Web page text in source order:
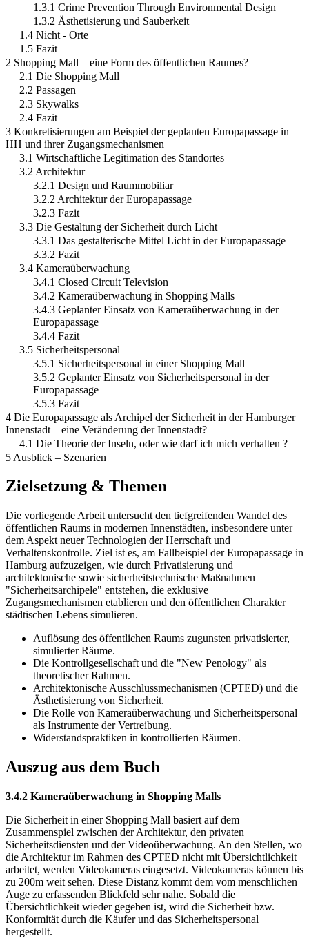
1.3.1 Crime Prevention Through Environmental Design
1.3.2 Ästhetisierung und Sauberkeit
1.4 Nicht - Orte
1.5 Fazit
2 Shopping Mall – eine Form des öffentlichen Raumes?
2.1 Die Shopping Mall
2.2 Passagen
2.3 Skywalks
2.4 Fazit
3 Konkretisierungen am Beispiel der geplanten Europapassage in
HH und ihrer Zugangsmechanismen
3.1 Wirtschaftliche Legitimation des Standortes
3.2 Architektur
3.2.1 Design und Raummobiliar
3.2.2 Architektur der Europapassage
3.2.3 Fazit
3.3 Die Gestaltung der Sicherheit durch Licht
3.3.1 Das gestalterische Mittel Licht in der Europapassage
3.3.2 Fazit
3.4 Kameraüberwachung
3.4.1 Closed Circuit Television
3.4.2 Kameraüberwachung in Shopping Malls
3.4.3 Geplanter Einsatz von Kameraüberwachung in der
Europapassage
3.4.4 Fazit
3.5 Sicherheitspersonal
3.5.1 Sicherheitspersonal in einer Shopping Mall
3.5.2 Geplanter Einsatz von Sicherheitspersonal in der
Europapassage
3.5.3 Fazit
4 Die Europapassage als Archipel der Sicherheit in der Hamburger
Innenstadt – eine Veränderung der Innenstadt?
4.1 Die Theorie der Inseln, oder wie darf ich mich verhalten ?
5 Ausblick – Szenarien
Zielsetzung & Themen
Die vorliegende Arbeit untersucht den tiefgreifenden Wandel des
öffentlichen Raums in modernen Innenstädten, insbesondere unter
dem Aspekt neuer Technologien der Herrschaft und
Verhaltenskontrolle. Ziel ist es, am Fallbeispiel der Europapassage in
Hamburg aufzuzeigen, wie durch Privatisierung und
architektonische sowie sicherheitstechnische Maßnahmen
"Sicherheitsarchipele" entstehen, die exklusive
Zugangsmechanismen etablieren und den öffentlichen Charakter
städtischen Lebens simulieren.
Auflösung des öffentlichen Raums zugunsten privatisierter,
simulierter Räume.
Die Kontrollgesellschaft und die "New Penology" als
theoretischer Rahmen.
Architektonische Ausschlussmechanismen (CPTED) und die
Ästhetisierung von Sicherheit.
Die Rolle von Kameraüberwachung und Sicherheitspersonal
als Instrumente der Vertreibung.
Widerstandspraktiken in kontrollierten Räumen.
Auszug aus dem Buch
3.4.2 Kameraüberwachung in Shopping Malls
Die Sicherheit in einer Shopping Mall basiert auf dem
Zusammenspiel zwischen der Architektur, den privaten
Sicherheitsdiensten und der Videoüberwachung. An den Stellen, wo
die Architektur im Rahmen des CPTED nicht mit Übersichtlichkeit
arbeitet, werden Videokameras eingesetzt. Videokameras können bis
zu 200m weit sehen. Diese Distanz kommt dem vom menschlichen
Auge zu erfassenden Blickfeld sehr nahe. Sobald die
Übersichtlichkeit wieder gegeben ist, wird die Sicherheit bzw.
Konformität durch die Käufer und das Sicherheitspersonal
hergestellt.